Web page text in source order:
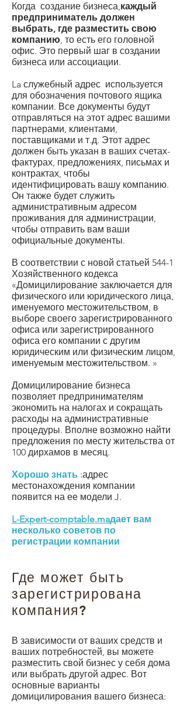
Когда создание бизнеса,каждый
предприниматель должен
выбрать, где разместить свою
компанию, то есть его головной
офис. Это первый шаг в создании
бизнеса или ассоциации.
La служебный адрес используется
для обозначения почтового ящика
компании. Все документы будут
отправляться на этот адрес вашими
партнерами, клиентами,
поставщиками и т.д. Этот адрес
должен быть указан в ваших счетах-
фактурах, предложениях, письмах и
контрактах, чтобы
идентифицировать вашу компанию.
Он также будет служить
административным адресом
проживания для администрации,
чтобы отправить вам ваши
официальные документы.
В соответствии с новой статьей 544-1
Хозяйственного кодекса
«Домицилирование заключается для
физического или юридического лица,
именуемого местожительством, в
выборе своего зарегистрированного
офиса или зарегистрированного
офиса его компании с другим
юридическим или физическим лицом,
именуемым местожительством. »
Домицилирование бизнеса
позволяет предпринимателям
экономить на налогах и сокращать
расходы на административные
процедуры. Вполне возможно найти
предложения по месту жительства от
100 дирхамов в месяц.
Хорошо знать :адрес
местонахождения компании
появится на ее модели J.
L-Expert-comptable.maдает вам
несколько советов по
регистрации компании
Где может быть
зарегистрирована
компания?
В зависимости от ваших средств и
ваших потребностей, вы можете
разместить свой бизнес у себя дома
или выбрать другой адрес. Вот
основные варианты
домицилирования вашего бизнеса: